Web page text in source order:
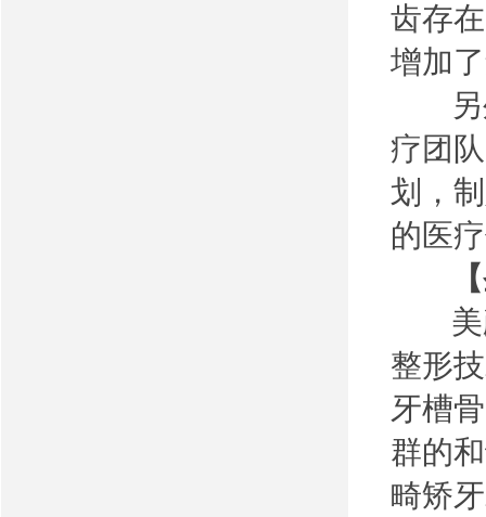
齿存
增加
另外
疗团
划，
的医
美颜
整形
牙槽
群的
畸矫